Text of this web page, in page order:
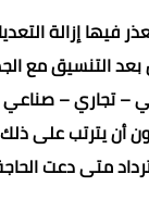
فيها إزالة
بعد التنسيق مع
تجاري – صناعي –
أن يترتب على
متى دعت